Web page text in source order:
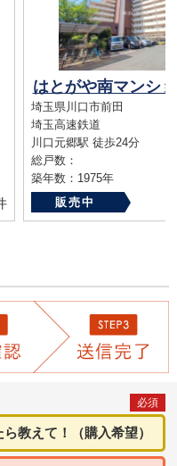
はとがや南マンシ
埼玉県川口市前田
埼玉高速鉄道
川口元郷駅 徒歩24分
総戸数：
築年数：1975年
販売中
必須
教えて！（購入希望）